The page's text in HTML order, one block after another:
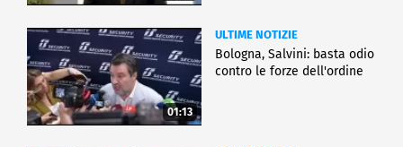
01:13
ULTIME NOTIZIE
Bologna, Salvini: basta odio
contro le forze dell'ordine